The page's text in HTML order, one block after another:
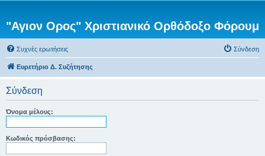
"Αγιον Ορος" Χριστιανικό Ορθόδοξο Φόρουμ
Συχνές ερωτήσεις Σύνδεση
Ευρετήριο Δ. Συζήτησης
Σύνδεση
Όνομα μέλους:
Κωδικός πρόσβασης: